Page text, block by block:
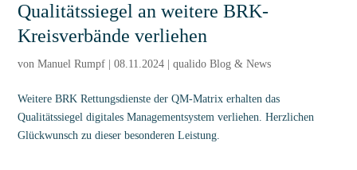
Qualitätssiegel an weitere BRK-
Kreisverbände verliehen
vonManuel Rumpf |08.11.2024 |qualido Blog & News
Weitere BRK Rettungsdienste der QM-Matrix erhalten das
Qualitätssiegel digitales Managementsystem verliehen. Herzlichen
Glückwunsch zu dieser besonderen Leistung.